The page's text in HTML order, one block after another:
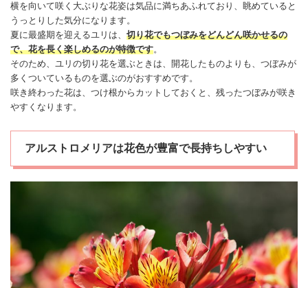
横を向いて咲く大ぶりな花姿は気品に満ちあふれており、眺めていると
うっとりした気分になります。
夏に最盛期を迎えるユリは、 切り花でもつぼみをどんどん咲かせるの
で、花を長く楽しめるのが特徴です。
そのため、ユリの切り花を選ぶときは、開花したものよりも、つぼみが
多くついているものを選ぶのがおすすめです。
咲き終わった花は、つけ根からカットしておくと、残ったつぼみが咲き
やすくなります。
アルストロメリアは花色が豊富で長持ちしやすい